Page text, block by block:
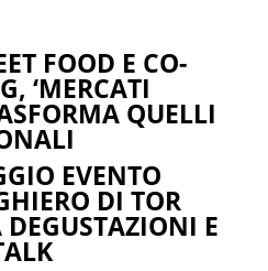
FOOD E CO-
‘MERCATI
QUELLI
EVENTO
DI TOR
E